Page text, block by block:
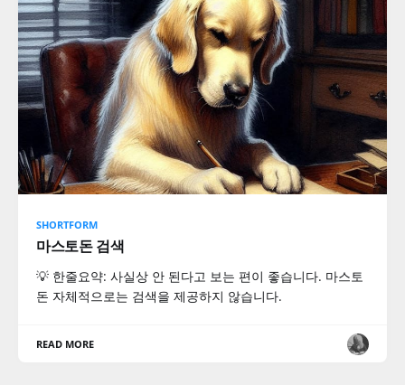
SHORTFORM
마스토돈 검색
💡 한줄요약: 사실상 안 된다고 보는 편이 좋습니다. 마스토
돈 자체적으로는 검색을 제공하지 않습니다.
READ MORE